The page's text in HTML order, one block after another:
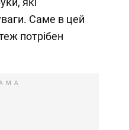
Саме в цей
потрібен